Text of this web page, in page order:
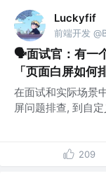
Luckyfif
🗣️面试官：有一
「页面白屏如何
在面试和实际场景
屏问题排查, 到自
209